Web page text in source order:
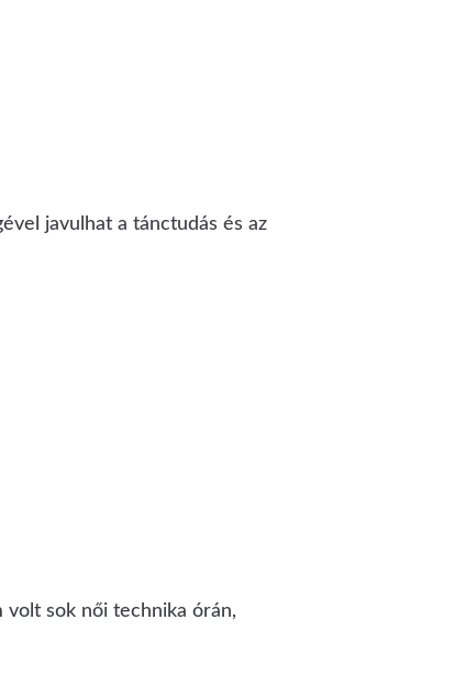
javulhat a tánctudás és az
volt sok női technika órán,